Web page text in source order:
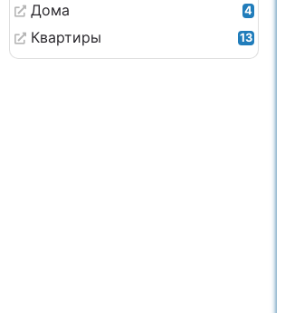
Дома 4
Квартиры 13